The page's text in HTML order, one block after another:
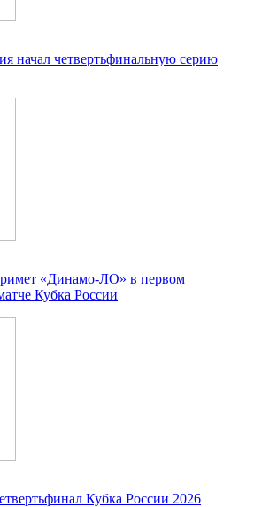
начал четвертьфинальную серию
«Динамо-ЛО» в первом
Кубка России
Кубка России 2026